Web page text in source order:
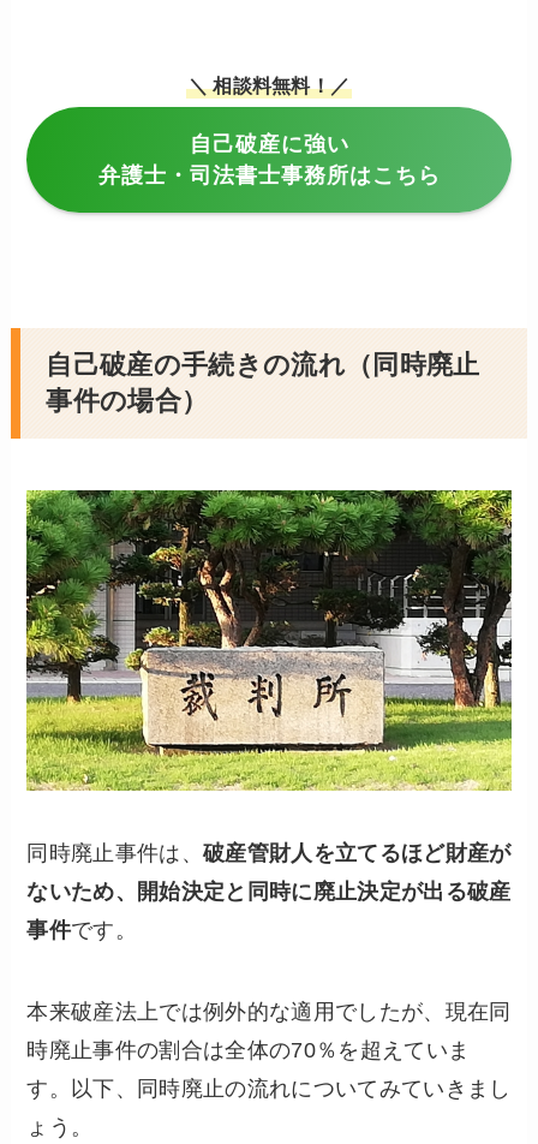
＼ 相談料無料！／
自己破産に強い
弁護士・司法書士事務所はこちら
自己破産の手続きの流れ（同時廃止
事件の場合）
同時廃止事件は、 破産管財人を立てるほど財産が
ないため、開始決定と同時に廃止決定が出る破産
事件です。
本来破産法上では例外的な適用でしたが、現在同
時廃止事件の割合は全体の70％を超えていま
す。以下、同時廃止の流れについてみていきまし
ょう。